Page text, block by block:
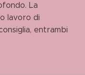
La
lavoro di
entrambi